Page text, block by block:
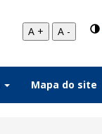
A + A -
Mapa do site